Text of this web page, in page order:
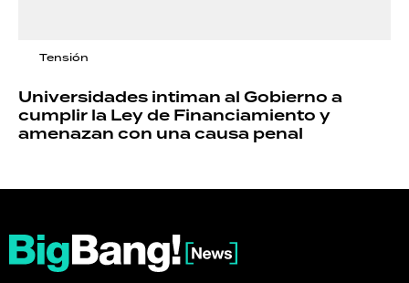
Tensión
Universidades intiman al Gobierno a
cumplir la Ley de Financiamiento y
amenazan con una causa penal